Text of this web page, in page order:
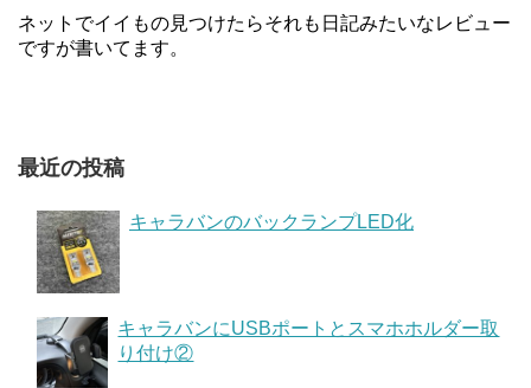
ネットでイイもの見つけたらそれも日記みたいなレビュー
ですが書いてます。
最近の投稿
キャラバンのバックランプLED化
キャラバンにUSBポートとスマホホルダー取
り付け②